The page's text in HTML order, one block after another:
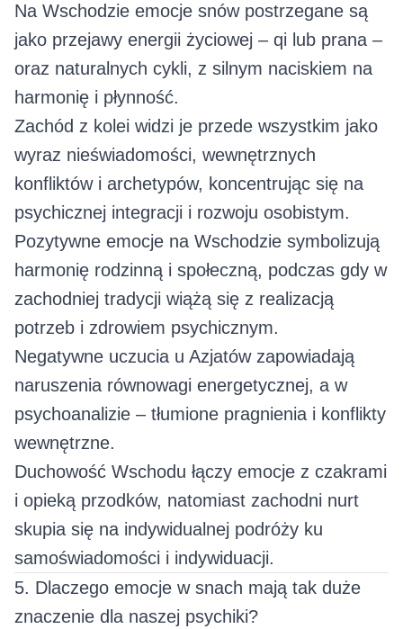
Na Wschodzie emocje snów postrzegane są
jako przejawy energii życiowej – qi lub prana –
oraz naturalnych cykli, z silnym naciskiem na
harmonię i płynność.
Zachód z kolei widzi je przede wszystkim jako
wyraz nieświadomości, wewnętrznych
konfliktów i archetypów, koncentrując się na
psychicznej integracji i rozwoju osobistym.
Pozytywne emocje na Wschodzie symbolizują
harmonię rodzinną i społeczną, podczas gdy w
zachodniej tradycji wiążą się z realizacją
potrzeb i zdrowiem psychicznym.
Negatywne uczucia u Azjatów zapowiadają
naruszenia równowagi energetycznej, a w
psychoanalizie – tłumione pragnienia i konflikty
wewnętrzne.
Duchowość Wschodu łączy emocje z czakrami
i opieką przodków, natomiast zachodni nurt
skupia się na indywidualnej podróży ku
samoświadomości i indywiduacji.
5. Dlaczego emocje w snach mają tak duże
znaczenie dla naszej psychiki?